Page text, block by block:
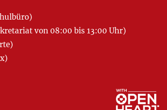
von 08:00 bis 13:00 Uhr)